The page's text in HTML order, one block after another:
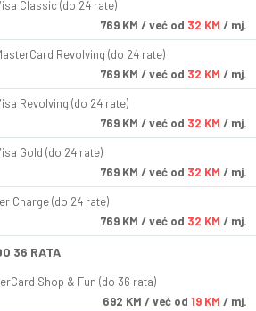
Classic (do 24 rate)
769 KM / već od 32 KM / mj.
Revolving (do 24 rate)
769 KM / već od 32 KM / mj.
Revolving (do 24 rate)
769 KM / već od 32 KM / mj.
Gold (do 24 rate)
769 KM / već od 32 KM / mj.
Charge (do 24 rate)
769 KM / već od 32 KM / mj.
36 RATA
Shop & Fun (do 36 rata)
692 KM / već od 19 KM / mj.